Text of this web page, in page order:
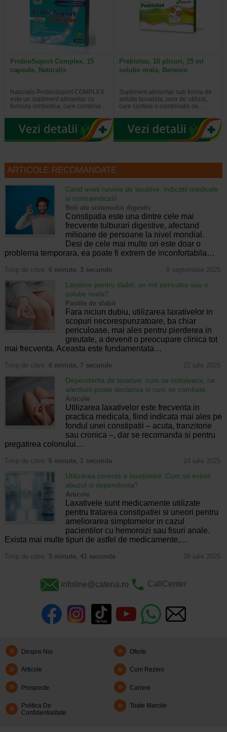
ProbioSuport Complex, 15
capsule, Naturalis
Naturalis ProbioSuport COMPLEX
este un supliment alimentar cu
formula simbiotica, care combina…
Prebiolax, 10 plicuri, 15 ml
solutie orala, Benesio
Supliment alimentar sub forma de
solutie buvabila, usor de utilizat,
care contine o combinatie de…
ARTICOLE RECOMANDATE
Cand aveti nevoie de laxative: indicatii medicale
si contraindicatii
Boli ale sistemului digestiv
Constipatia este una dintre cele mai
frecvente tulburari digestive, afectand
milioane de persoane la nivel mondial.
Desi de cele mai multe ori este doar o
problema temporara, ea poate fi extrem de inconfortabila…
Timp de citire: 6 minute, 3 secunde 8 septembrie 2025
Laxative pentru slabit: un mit periculos sau o
solutie reala?
Pastile de slabit
Fara niciun dubiu, utilizarea laxativelor in
scopuri necorespunzatoare, ba chiar
periculoase, mai ales pentru pierderea in
greutate, a devenit o preocupare clinica tot
mai frecventa. Aceasta este fundamentata…
Timp de citire: 6 minute, 7 secunde 22 iulie 2025
Dependenta de laxative: cum se instaleaza, ce
afectiuni poate declansa si cum se combate
Articole
Utilizarea laxativelor este frecventa in
practica medicala, fiind indicata mai ales pe
fondul unei constipatii – acuta, tranzitorie
sau cronica –, dar se recomanda si pentru
pregatirea colonului…
Timp de citire: 6 minute, 1 secunda 24 iulie 2025
Utilizarea corecta a laxativelor. Cum sa evitati
abuzul si dependenta?
Articole
Laxativele sunt medicamente utilizate
pentru tratarea constipatiei si uneori pentru
ameliorarea simptomelor in cazul
pacientilor cu hemoroizi sau fisuri anale.
Exista mai multe tipuri de astfel de medicamente,…
Timp de citire: 5 minute, 41 secunde 28 iulie 2025
infoline@catena.ro CallCenter
Despre Noi Oferte
Articole Cum Rezerv
Prospecte Cariere
Politica De
Confidentialitate
Toate Marcile